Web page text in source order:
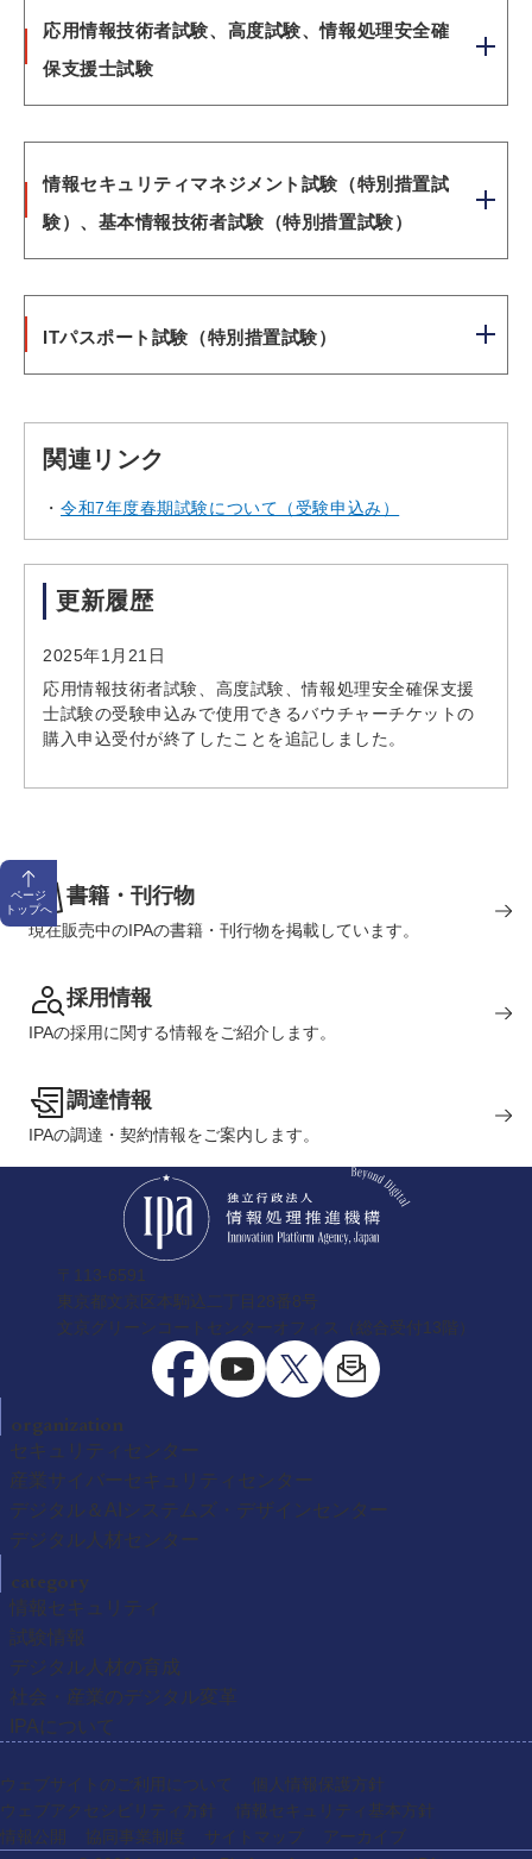
応用情報技術者試験、高度試験、情報処理安全確
保支援士試験
情報セキュリティマネジメント試験（特別措置試
験）、基本情報技術者試験（特別措置試験）
ITパスポート試験（特別措置試験）
関連リンク
令和7年度春期試験について（受験申込み）
更新履歴
2025年1月21日
応用情報技術者試験、高度試験、情報処理安全確保支援
士試験の受験申込みで使用できるバウチャーチケットの
購入申込受付が終了したことを追記しました。
ページ
トップへ
書籍・刊行物
現在販売中のIPAの書籍・刊行物を掲載しています。
採用情報
IPAの採用に関する情報をご紹介します。
調達情報
IPAの調達・契約情報をご案内します。
〒113-6591
東京都文京区本駒込二丁目28番8号
文京グリーンコートセンターオフィス（総合受付13階）
organization
セキュリティセンター
産業サイバーセキュリティセンター
デジタル＆AIシステムズ・デザインセンター
デジタル人材センター
category
情報セキュリティ
試験情報
デジタル人材の育成
社会・産業のデジタル変革
IPAについて
ウェブサイトのご利用について
個人情報保護方針
ウェブアクセシビリティ方針
情報セキュリティ基本方針
情報公開
協同事業制度 サイトマップ
アーカイブ